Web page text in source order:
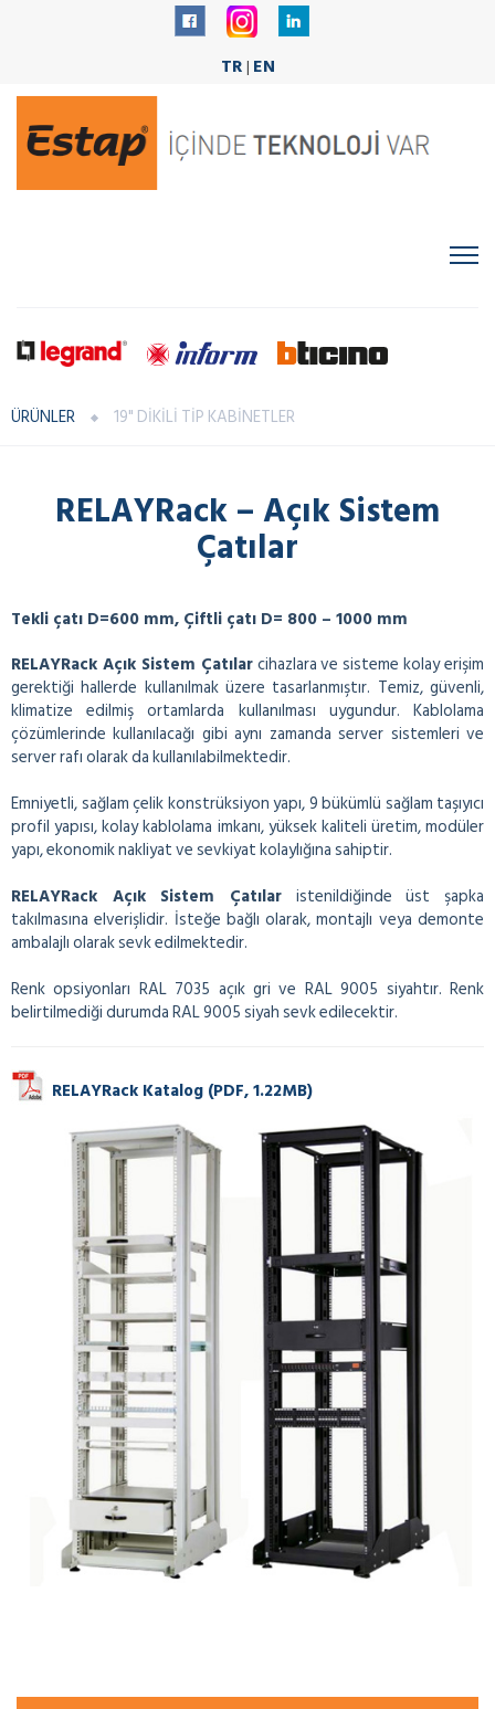
TR| EN
ÜRÜNLER 19" DİKİLİ TİP KABİNETLER
RELAYRack – Açık Sistem
Çatılar
Tekli çatı D=600 mm, Çiftli çatı D= 800 – 1000 mm
RELAYRack Açık Sistem Çatılarcihazlara ve sisteme kolay erişim
gerektiği hallerde kullanılmak üzere tasarlanmıştır. Temiz, güvenli,
klimatize edilmiş ortamlarda kullanılması uygundur. Kablolama
çözümlerinde kullanılacağı gibi aynı zamanda server sistemleri ve
server rafı olarak da kullanılabilmektedir.
Emniyetli, sağlam çelik konstrüksiyon yapı, 9 bükümlü sağlam taşıyıcı
profil yapısı, kolay kablolama imkanı, yüksek kaliteli üretim, modüler
yapı, ekonomik nakliyat ve sevkiyat kolaylığına sahiptir.
RELAYRack Açık Sistem Çatılar istenildiğinde üst şapka
takılmasına elverişlidir. İsteğe bağlı olarak, montajlı veya demonte
ambalajlı olarak sevk edilmektedir.
Renk opsiyonları RAL 7035 açık gri ve RAL 9005 siyahtır. Renk
belirtilmediği durumda RAL 9005 siyah sevk edilecektir.
RELAYRack Katalog (PDF, 1.22MB)